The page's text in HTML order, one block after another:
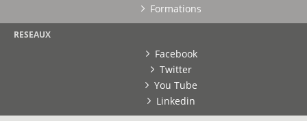
Formations
RESEAUX
Facebook
Twitter
You Tube
Linkedin